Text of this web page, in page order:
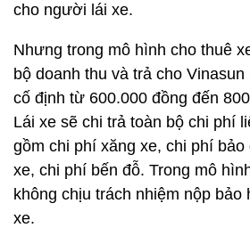
cho người lái xe.
Nhưng trong mô hình cho thuê
bộ doanh thu và trả cho
cố định từ 600.000 đồng đến
Lái xe sẽ chi trả toàn bộ chi phí
gồm chi phí xăng xe, chi phí
xe, chi phí bến đỗ. Trong mô
không chịu trách nhiệm nộp bảo
xe.